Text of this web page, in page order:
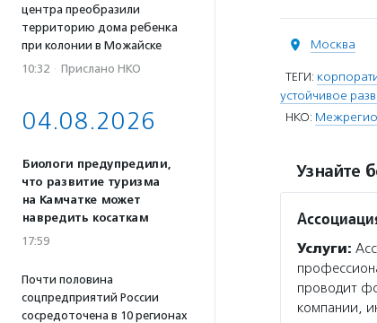
центра преобразили
территорию дома ребенка
при колонии в Можайске
10:32 · Прислано НКО
04.08.2026
Биологи предупредили,
что развитие туризма
на Камчатке может
навредить косаткам
17:59
Почти половина
соцпредприятий России
сосредоточена в 10 регионах
Москва
ТЕГИ:
устойчивое
НКО:
Узнайте
Услуги:
проводит
компании,